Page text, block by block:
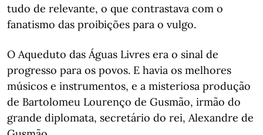
tudo de relevante, o que contrastava com o
fanatismo das proibições para o vulgo.
O Aqueduto das Águas Livres era o sinal de
progresso para os povos. E havia os melhores
músicos e instrumentos, e a misteriosa produção
de Bartolomeu Lourenço de Gusmão, irmão do
grande diplomata, secretário do rei, Alexandre de